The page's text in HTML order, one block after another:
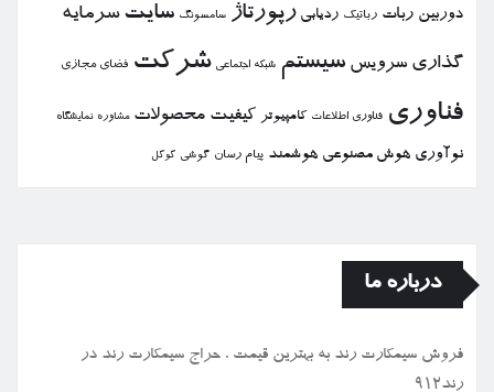
دوربین ربات رباتیك ردیابی رپورتاژ سامسونگ سایت سرمایه
گذاری سرویس سیستم شبكه اجتماعی شركت فضای مجازی
فناوری فناوری اطلاعات كامپیوتر كیفیت محصولات مشاوره نمایشگاه
نوآوری هوش مصنوعی هوشمند پیام رسان گوشی گوگل
درباره ما
فروش سیمكارت رند به بهترین قیمت ، حراج سیمكارت رند در
رند912